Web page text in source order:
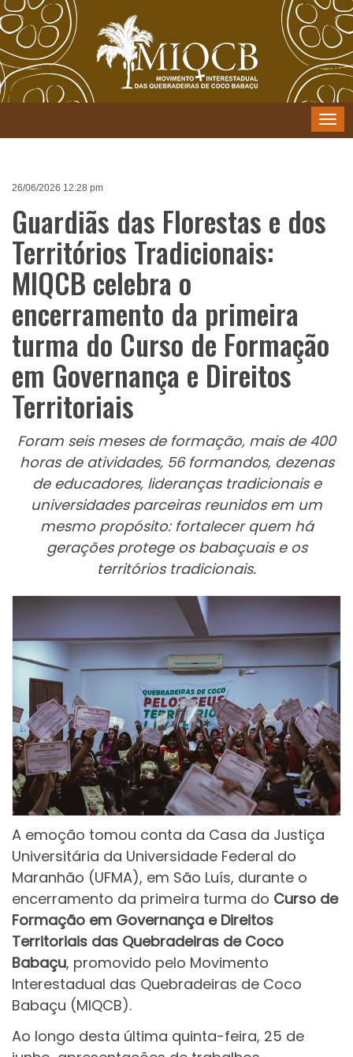
Menu
26/06/2026 12:28 pm
Guardiãs das Florestas e dos
Territórios Tradicionais:
MIQCB celebra o
encerramento da primeira
turma do Curso de Formação
em Governança e Direitos
Territoriais
Foram seis meses de formação, mais de 400
horas de atividades, 56 formandos, dezenas
de educadores, lideranças tradicionais e
universidades parceiras reunidos em um
mesmo propósito: fortalecer quem há
gerações protege os babaçuais e os
territórios tradicionais.
A emoção tomou conta da Casa da Justiça
Universitária da Universidade Federal do
Maranhão (UFMA), em São Luís, durante o
encerramento da primeira turma do Curso de
Formação em Governança e Direitos
Territoriais das Quebradeiras de Coco
Babaçu, promovido pelo Movimento
Interestadual das Quebradeiras de Coco
Babaçu (MIQCB).
Ao longo desta última quinta-feira, 25 de